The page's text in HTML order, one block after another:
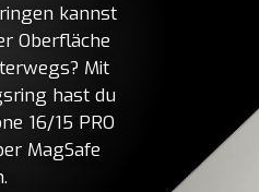
kannst
Oberfläche
Mit
hast du
16/15 PRO
MagSafe